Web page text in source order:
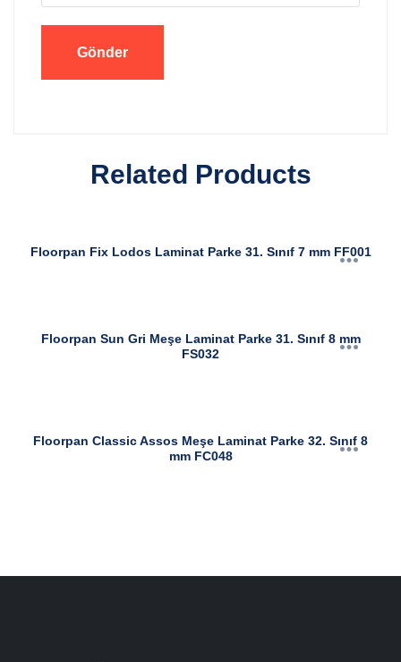
Related Products
Floorpan Fix Lodos Laminat Parke 31. Sınıf 7 mm FF001
Floorpan Sun Gri Meşe Laminat Parke 31. Sınıf 8 mm
FS032
Floorpan Classic Assos Meşe Laminat Parke 32. Sınıf 8
mm FC048